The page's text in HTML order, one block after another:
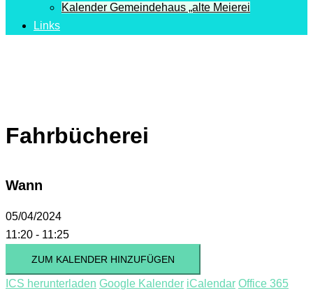
Kalender Gemeindehaus „alte Meierei
Links
Fahrbücherei
Wann
05/04/2024
11:20 - 11:25
ZUM KALENDER HINZUFÜGEN
ICS herunterladen Google Kalender iCalendar Office 365